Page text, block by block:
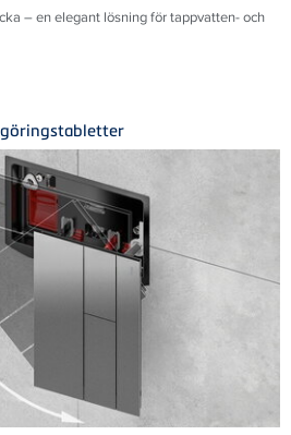
– en elegant lösning för tappvatten- och